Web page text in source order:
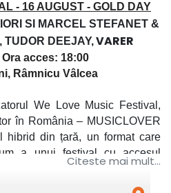
- 16 AUGUST - GOLD DAY
SI MARCEL STEFANET &
TUDOR DEEJAY,VARER
Ora acces: 18:00
Râmnicu Vâlcea
We Love Music Festival,
în România – MUSICLOVER
hibrid din țară, un format care
a unui festival cu accesul
loc în perioada 14-16 august
Citeste mai mult...